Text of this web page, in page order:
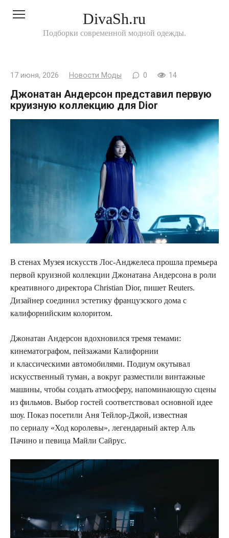
DivaSh.ru
Подборки современной модной одежды.
17 июня, 2026 Новости Моды 0 14
Джонатан Андерсон представил первую
круизную коллекцию для Dior
В стенах Музея искусств Лос‑Анджелеса прошла премьера
первой круизной коллекции Джонатана Андерсона в роли
креативного директора Christian Dior, пишет Reuters.
Дизайнер соединил эстетику французского дома с
калифорнийским колоритом.
Джонатан Андерсон вдохновился тремя темами:
кинематографом, пейзажами Калифорнии
и классическими автомобилями. Подиум окутывал
искусственный туман, а вокруг разместили винтажные
машины, чтобы создать атмосферу, напоминающую сцены
из фильмов. Выбор гостей соответствовал основной идее
шоу. Показ посетили Аня Тейлор‑Джой, известная
по сериалу «Ход королевы», легендарный актер Аль
Пачино и певица Майли Сайрус.